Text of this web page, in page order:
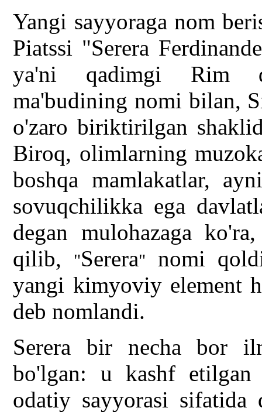
Yangi sayyoraga nom
Piatssi "Serera
ya'ni qadimgi Rim
ma'budining nomi bilan,
o'zaro biriktirilgan
Biroq, olimlarning
boshqa mamlakatlar,
sovuqchilikka ega
degan mulohazaga
qilib,
"Serera"
nomi
yangi kimyoviy element
deb nomlandi.
Serera bir necha bor
bo'lgan: u kashf
odatiy sayyorasi